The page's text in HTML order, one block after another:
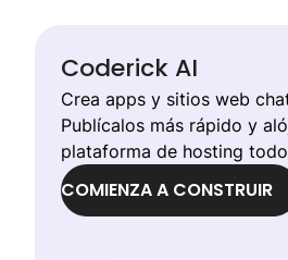
Coderick AI
Crea apps y sitios web
Publícalos más rápido y
plataforma de hosting
COMIENZA A CONSTRUIR